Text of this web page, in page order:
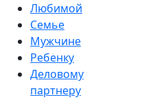
Любимой
Семье
Мужчине
Ребенку
Деловому
партнеру